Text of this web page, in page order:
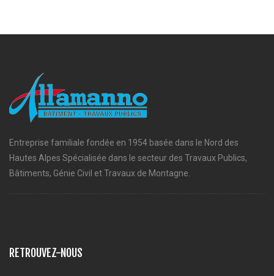
Entreprise familiale fondée en 1954 basée dans le Nord des
Hautes Alpes Spécialisée dans le secteur des Travaux Publics,
Bâtiments, Génie Civil et Travaux de Montagne.
RETROUVEZ-NOUS